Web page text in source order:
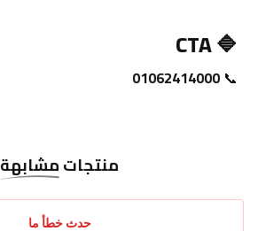
🔷
CTA
📞
01062414000
منتجاتمشابهة
حدث خطأ ما